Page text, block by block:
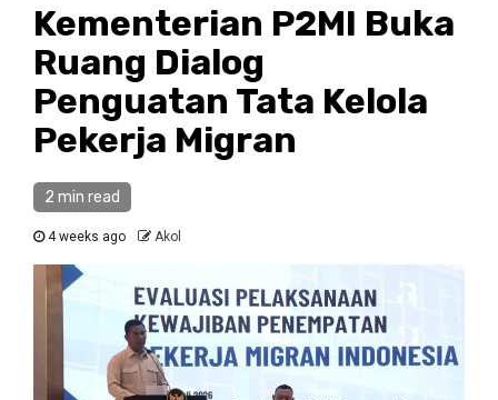
Kementerian P2MI Buka
Ruang Dialog
Penguatan Tata Kelola
Pekerja Migran
2 min read
4 weeks ago Akol